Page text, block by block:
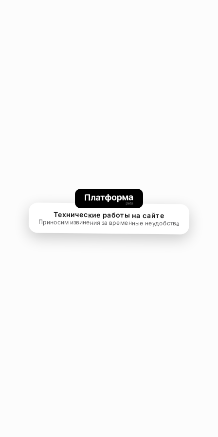
Технические работы на сайте
Приносим извинения за временные неудобства